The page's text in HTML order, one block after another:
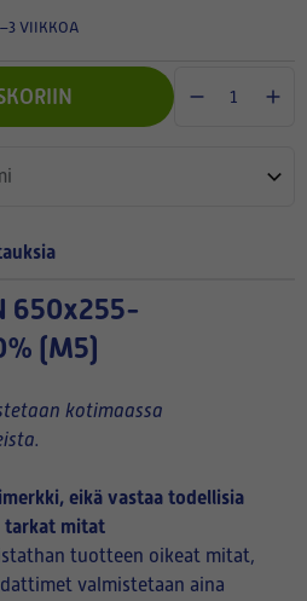
VIIKKOA
650x255-
(M5)
kotimaassa
eikä vastaa todellisia
tarkat mitat
tuotteen oikeat mitat,
valmistetaan aina